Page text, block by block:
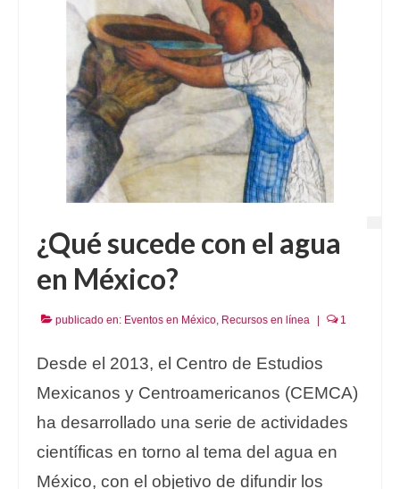
¿Qué sucede con el agua
en México?
publicado en: Eventos en México, Recursos en línea 1
Desde el 2013, el Centro de Estudios
Mexicanos y Centroamericanos (CEMCA)
ha desarrollado una serie de actividades
científicas en torno al tema del agua en
México, con el objetivo de difundir los